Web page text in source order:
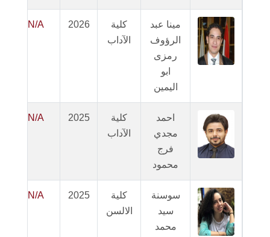
مينا عبد
الرؤوف
رمزى
ابو
اليمين
كلية
الآداب
2026
N/A
احمد
مجدي
فرج
محمود
كلية
الآداب
2025
N/A
سوسنة
سيد
محمد
كلية
الالسن
2025
N/A